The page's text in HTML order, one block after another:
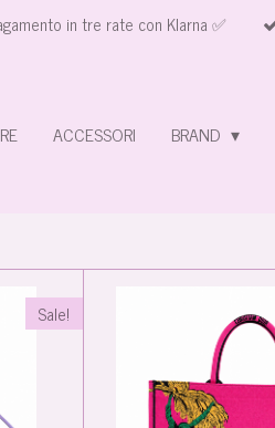
in tre rate con Klarna ✅
ACCESSORI BRAND
Sale!